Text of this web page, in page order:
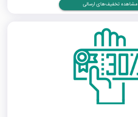
مشاهده تخفیف‌های ارسالی